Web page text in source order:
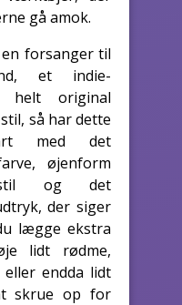
gå amok.
forsanger til
et indie-
helt original
så har dette
med det
øjenform
og det
der siger
lægge ekstra
lidt rødme,
endda lidt
skrue op for